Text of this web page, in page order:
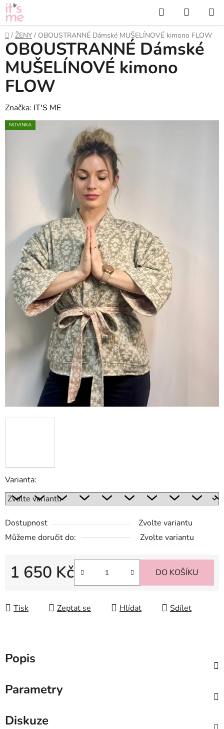
Přejít
na
obsah
Hledat
KOŠÍK
Domů
/ ŽENY / OBOUSTRANNÉ Dámské MUŠELÍNOVÉ kimono FLOW
Varianta:
Dostupnost
Zvolte variantu
Můžeme doručit do:
Zvolte variantu
1 650 Kč DO KOŠÍKU
Tisk Zeptat se Hlídat Sdílet
OBOUSTRANNÉ Dámské
MUŠELÍNOVÉ kimono
FLOW
Značka: IT'S ME
NOVINKA
Popis
Parametry
Diskuze